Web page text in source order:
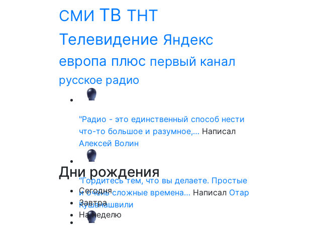
СМИ ТВ ТНТ
Телевидение Яндекс
европа плюс первый канал
русское радио
"Радио - это единственный способ нести
что-то большое и разумное,… Написал
Алексей Волин
"Гордитесь тем, что вы делаете. Простые
и очень сложные времена… Написал Отар
Кушанашвили
Дни рождения
Сегодня
Завтра
На неделю